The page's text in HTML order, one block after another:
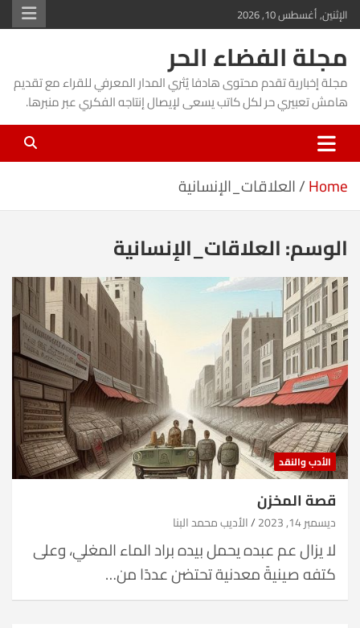
Skip
to
content
الإثنين, أغسطس 10, 2026
مجلة الفضاء الحر
مجلة إخبارية تقدم محتوى هادفا يُثري المدار المعرفي للقراء مع تقديم
هامش تعبيري حر لكل كاتب يسعى لإيصال إنتاجه الفكري عبر منبرها.
Home العلاقات_الإنسانية
الوسم:العلاقات_الإنسانية
الأدب والنقد
قصة المخزن
ديسمبر 14, 2023 الأديب محمد البنا
لا يزال عم عبده يحمل بيده براد الماء المغلي، وعلى
كتفه صينيةً معدنية تحتضن عددًا من…